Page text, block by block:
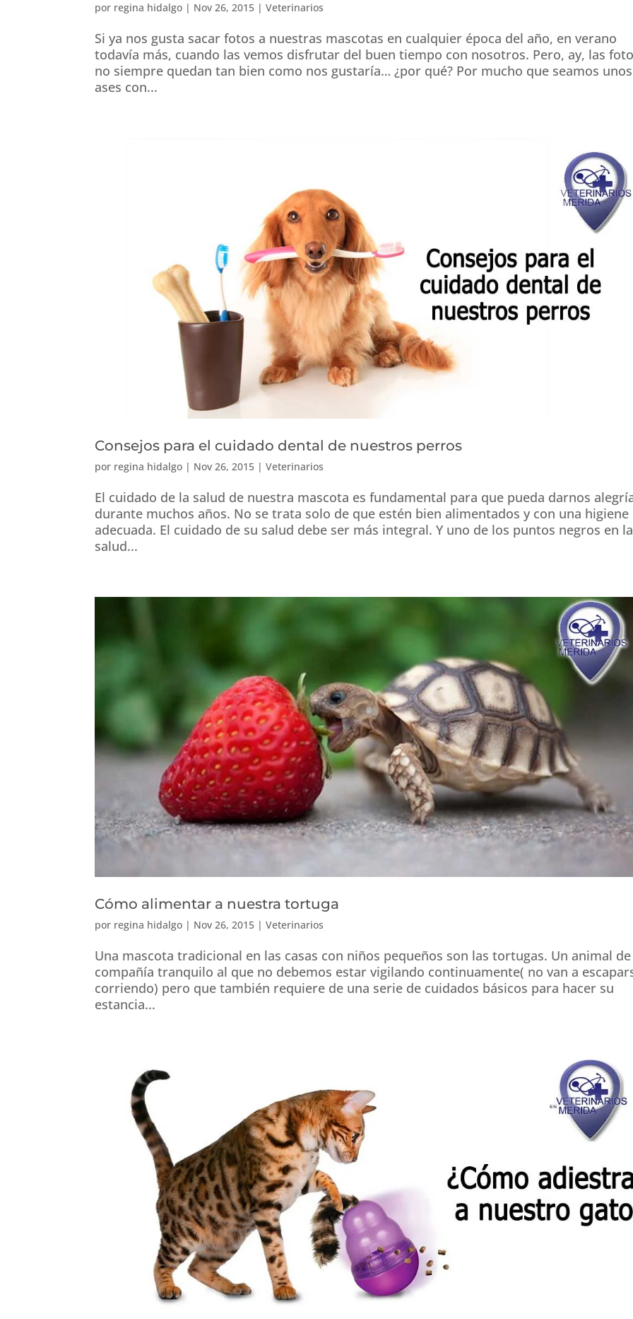
por regina hidalgo | Nov 26, 2015 |Veterinarios
Si ya nos gusta sacar fotos a nuestras mascotas en cualquier época del año, en verano
todavía más, cuando las vemos disfrutar del buen tiempo con nosotros. Pero, ay, las
no siempre quedan tan bien como nos gustaría… ¿por qué? Por mucho que seamos unos
ases con...
Consejos para el cuidado dental de nuestros perros
por regina hidalgo | Nov 26, 2015 |Veterinarios
El cuidado de la salud de nuestra mascota es fundamental para que pueda darnos
durante muchos años. No se trata solo de que estén bien alimentados y con una higiene
adecuada. El cuidado de su salud debe ser más integral. Y uno de los puntos negros en la
salud...
Cómo alimentar a nuestra tortuga
por regina hidalgo | Nov 26, 2015 |Veterinarios
Una mascota tradicional en las casas con niños pequeños son las tortugas. Un animal de
compañía tranquilo al que no debemos estar vigilando continuamente( no van a
corriendo) pero que también requiere de una serie de cuidados básicos para hacer su
estancia...